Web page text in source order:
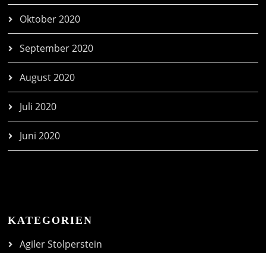
Oktober 2020
September 2020
August 2020
Juli 2020
Juni 2020
KATEGORIEN
Agiler Stolperstein